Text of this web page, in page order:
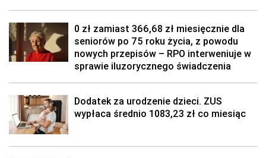
0 zł zamiast 366,68 zł miesięcznie dla
seniorów po 75 roku życia, z powodu
nowych przepisów – RPO interweniuje w
sprawie iluzorycznego świadczenia
Dodatek za urodzenie dzieci. ZUS
wypłaca średnio 1083,23 zł co miesiąc